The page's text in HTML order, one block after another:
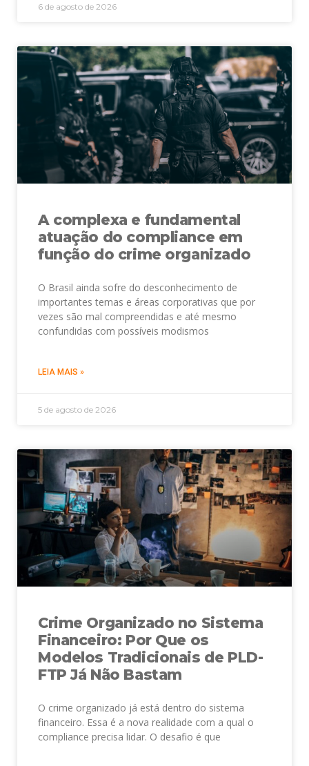
6 de agosto de 2026
A complexa e fundamental
atuação do compliance em
função do crime organizado
O Brasil ainda sofre do desconhecimento de
importantes temas e áreas corporativas que por
vezes são mal compreendidas e até mesmo
confundidas com possíveis modismos
LEIA MAIS »
5 de agosto de 2026
Crime Organizado no Sistema
Financeiro: Por Que os
Modelos Tradicionais de PLD-
FTP Já Não Bastam
O crime organizado já está dentro do sistema
financeiro. Essa é a nova realidade com a qual o
compliance precisa lidar. O desafio é que